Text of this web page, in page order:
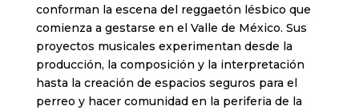
conforman la escena del reggaetón lésbico que
comienza a gestarse en el Valle de México. Sus
proyectos musicales experimentan desde la
producción, la composición y la interpretación
hasta la creación de espacios seguros para el
perreo y hacer comunidad en la periferia de la